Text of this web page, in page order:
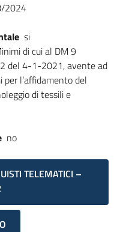
2024
si
di cui al DM 9
del 4-1-2021, avente ad
l’affidamento del
di tessili e
no
TELEMATICI –